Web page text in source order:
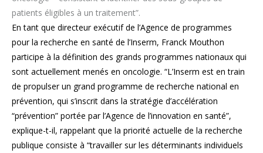
patients éligibles à un traitement”.
En tant que directeur exécutif de l’Agence de programmes
pour la recherche en santé de l’Inserm, Franck Mouthon
participe à la définition des grands programmes nationaux qui
sont actuellement menés en oncologie. “L’Inserm est en train
de propulser un grand programme de recherche national en
prévention, qui s’inscrit dans la stratégie d’accélération
“prévention” portée par l’Agence de l’innovation en santé”,
explique-t-il, rappelant que la priorité actuelle de la recherche
publique consiste à “travailler sur les déterminants individuels